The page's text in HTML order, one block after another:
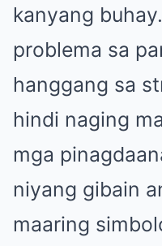
kanyang
problema sa
hanggang sa
hindi naging
mga
niyang gibain
maaring